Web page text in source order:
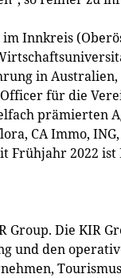
Innkreis
in Australien,
für die
prämierten
CA Immo,
Frühjahr 2022
Group. Die KIR
und den